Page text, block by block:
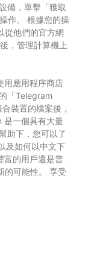
備，單擊「獲取
作。 根據您的操
從他們的官方網
，管理計算機上
用應用程序商店
「Telegram
裝置的檔案後，
是一個具有大量
助下，您可以了
及如何以中文下
富的用戶還是普
的可能性。 享受